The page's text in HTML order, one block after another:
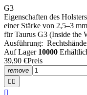
G3
Eigenschaften des
einer Stärke von 2,5–3
für Taurus G3 (Inside the
Ausführung:
Auf Lager 10000
39,90 €Preis
remove
 
